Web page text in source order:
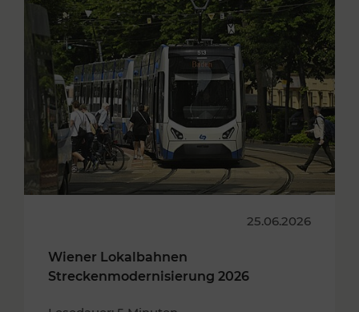
25.06.2026
Wiener Lokalbahnen
Streckenmodernisierung 2026